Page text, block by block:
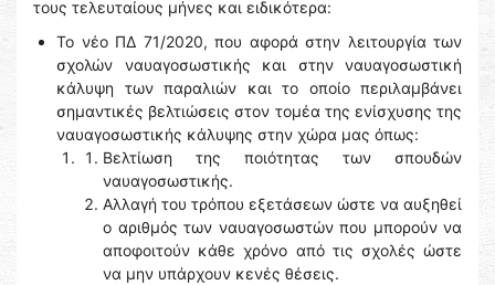
τους τελευταίους μήνες και ειδικότερα:
Το νέο ΠΔ 71/2020, που αφορά στην λειτουργία των
σχολών ναυαγοσωστικής και στην ναυαγοσωστική
κάλυψη των παραλιών και το οποίο περιλαμβάνει
σημαντικές βελτιώσεις στον τομέα της ενίσχυσης της
ναυαγοσωστικής κάλυψης στην χώρα μας όπως:
Βελτίωση της ποιότητας των σπουδών
ναυαγοσωστικής.
Αλλαγή του τρόπου εξετάσεων ώστε να αυξηθεί
ο αριθμός των ναυαγοσωστών που μπορούν να
αποφοιτούν κάθε χρόνο από τις σχολές ώστε
να μην υπάρχουν κενές θέσεις.